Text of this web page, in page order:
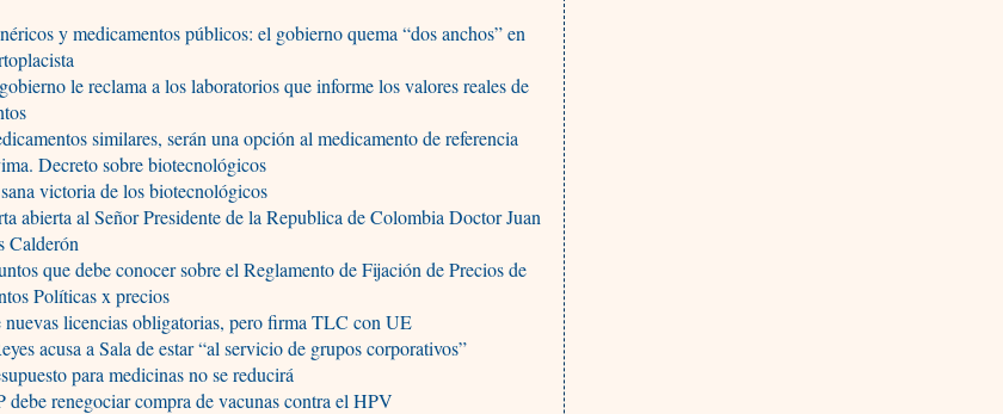
y medicamentos públicos: el gobierno quema “dos anchos” en
le reclama a los laboratorios que informe los valores reales de
similares, serán una opción al medicamento de referencia
Decreto sobre biotecnológicos
victoria de los biotecnológicos
abierta al Señor Presidente de la Republica de Colombia Doctor Juan
Calderón
que debe conocer sobre el Reglamento de Fijación de Precios de
Políticas x precios
nuevas licencias obligatorias, pero firma TLC con UE
acusa a Sala de estar “al servicio de grupos corporativos”
para medicinas no se reducirá
debe renegociar compra de vacunas contra el HPV